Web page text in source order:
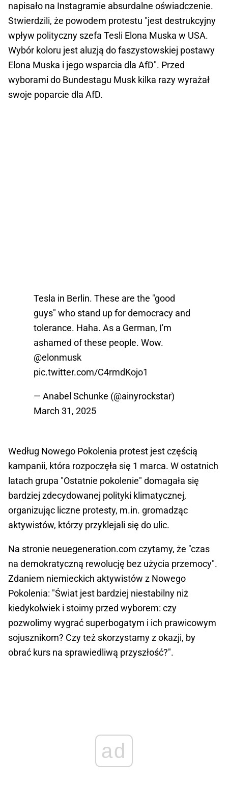
napisało na Instagramie absurdalne oświadczenie.
Stwierdzili, że powodem protestu "jest destrukcyjny
wpływ polityczny szefa Tesli Elona Muska w USA.
Wybór koloru jest aluzją do faszystowskiej postawy
Elona Muska i jego wsparcia dla AfD". Przed
wyborami do Bundestagu Musk kilka razy wyrażał
swoje poparcie dla AfD.
Tesla in Berlin. These are the "good
guys" who stand up for democracy and
tolerance. Haha. As a German, I'm
ashamed of these people. Wow.
@elonmusk
pic.twitter.com/C4rmdKojo1
— Anabel Schunke (@ainyrockstar)
March 31, 2025
Według Nowego Pokolenia protest jest częścią
kampanii, która rozpoczęła się 1 marca. W ostatnich
latach grupa "Ostatnie pokolenie" domagała się
bardziej zdecydowanej polityki klimatycznej,
organizując liczne protesty, m.in. gromadząc
aktywistów, którzy przyklejali się do ulic.
Na stronie neuegeneration.com czytamy, że "czas
na demokratyczną rewolucję bez użycia przemocy".
Zdaniem niemieckich aktywistów z Nowego
Pokolenia: "Świat jest bardziej niestabilny niż
kiedykolwiek i stoimy przed wyborem: czy
pozwolimy wygrać superbogatym i ich prawicowym
sojusznikom? Czy też skorzystamy z okazji, by
obrać kurs na sprawiedliwą przyszłość?".
ad